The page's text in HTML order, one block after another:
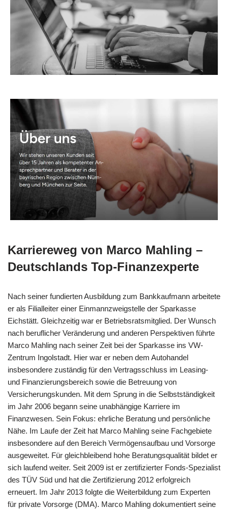
Karriereweg von Marco Mahling –
Deutschlands Top-Finanzexperte
Nach seiner fundierten Ausbildung zum Bankkaufmann arbeitete
er als Filialleiter einer Einmannzweigstelle der Sparkasse
Eichstätt. Gleichzeitig war er Betriebsratsmitglied. Der Wunsch
nach beruflicher Veränderung und anderen Perspektiven führte
Marco Mahling nach seiner Zeit bei der Sparkasse ins VW-
Zentrum Ingolstadt. Hier war er neben dem Autohandel
insbesondere zuständig für den Vertragsschluss im Leasing-
und Finanzierungsbereich sowie die Betreuung von
Versicherungskunden. Mit dem Sprung in die Selbstständigkeit
im Jahr 2006 begann seine unabhängige Karriere im
Finanzwesen. Sein Fokus: ehrliche Beratung und persönliche
Nähe. Im Laufe der Zeit hat Marco Mahling seine Fachgebiete
insbesondere auf den Bereich Vermögensaufbau und Vorsorge
ausgeweitet. Für gleichbleibend hohe Beratungsqualität bildet er
sich laufend weiter. Seit 2009 ist er zertifizierter Fonds-Spezialist
des TÜV Süd und hat die Zertifizierung 2012 erfolgreich
erneuert. Im Jahr 2013 folgte die Weiterbildung zum Experten
für private Vorsorge (DMA). Marco Mahling dokumentiert seine